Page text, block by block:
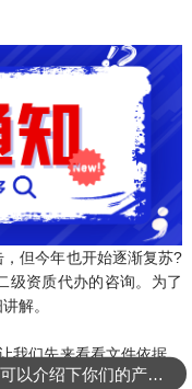
但今年也开始逐渐复苏?
级资质代办的咨询。为了
解。
们先来看看文件依据。
政策，对房地产开发企业
可以介绍下你们的产品么